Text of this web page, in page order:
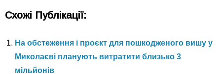
Схожі Публікації:
На обстеження і проєкт для пошкодженого вишу у
Миколаєві планують витратити близько 3
мільйонів